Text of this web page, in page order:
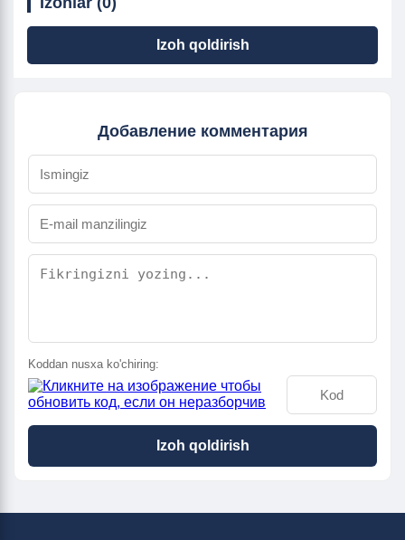
Izoh qoldirish
Добавление комментария
Koddan nusxa ko'chiring:
Izoh qoldirish